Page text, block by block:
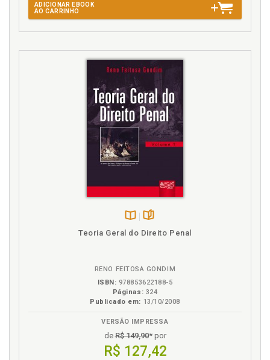
ADICIONAR EBOOK
AO CARRINHO
Disponível
Teoria Geral do Direito Penal
RENO FEITOSA GONDIM
ISBN: 978853622188-5
Páginas: 324
Publicado em: 13/10/2008
VERSÃO IMPRESSA
deR$ 149,90* por
R$ 127,42